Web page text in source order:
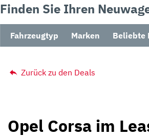
Finden Sie Ihren
Fahrzeugtyp Marken Beliebte
Zurück zu den Deals
Opel Corsa im